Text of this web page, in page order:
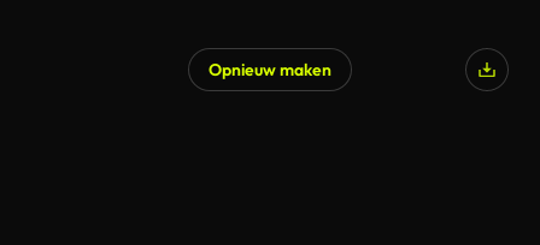
Opnieuw maken